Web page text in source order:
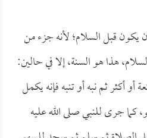
قبل السلام؛ لأنه جزء من
هذا هو السنة، إلا في حالين:
أكثر ثم نبه أو تنبه فإنه يكمل
جرى للنبي صلى الله عليه